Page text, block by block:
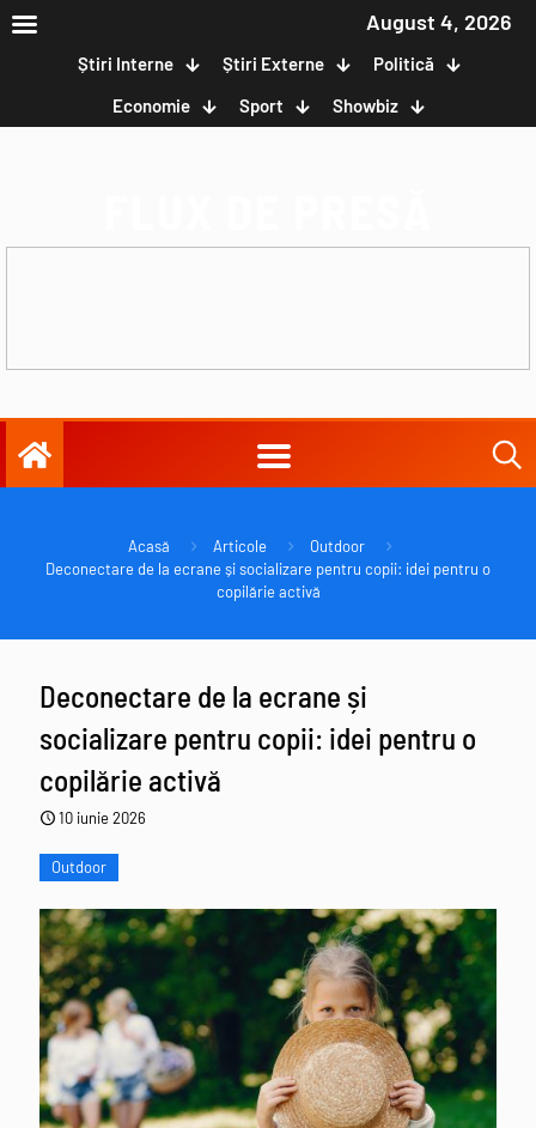
August 4, 2026
Știri Interne Știri Externe
Politică
Economie
Sport Showbiz
Acasă Articole
Outdoor
Deconectare de la ecrane și socializare pentru copii: idei pentru o
copilărie activă
Deconectare de la ecrane și
socializare pentru copii: idei pentru o
copilărie activă
10 iunie 2026
Outdoor